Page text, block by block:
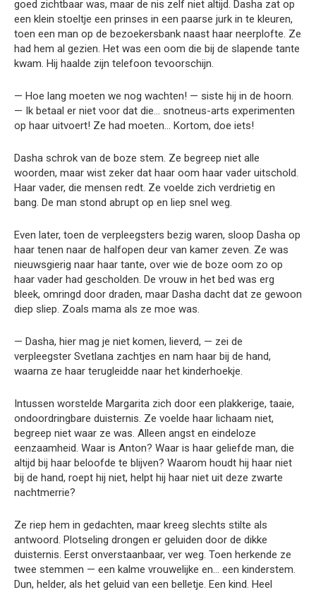
goed zichtbaar was, maar de nis zelf niet altijd. Dasha zat op
een klein stoeltje een prinses in een paarse jurk in te kleuren,
toen een man op de bezoekersbank naast haar neerplofte. Ze
had hem al gezien. Het was een oom die bij de slapende tante
kwam. Hij haalde zijn telefoon tevoorschijn.
— Hoe lang moeten we nog wachten! — siste hij in de hoorn.
— Ik betaal er niet voor dat die… snotneus-arts experimenten
op haar uitvoert! Ze had moeten… Kortom, doe iets!
Dasha schrok van de boze stem. Ze begreep niet alle
woorden, maar wist zeker dat haar oom haar vader uitschold.
Haar vader, die mensen redt. Ze voelde zich verdrietig en
bang. De man stond abrupt op en liep snel weg.
Even later, toen de verpleegsters bezig waren, sloop Dasha op
haar tenen naar de halfopen deur van kamer zeven. Ze was
nieuwsgierig naar haar tante, over wie de boze oom zo op
haar vader had gescholden. De vrouw in het bed was erg
bleek, omringd door draden, maar Dasha dacht dat ze gewoon
diep sliep. Zoals mama als ze moe was.
— Dasha, hier mag je niet komen, lieverd, — zei de
verpleegster Svetlana zachtjes en nam haar bij de hand,
waarna ze haar terugleidde naar het kinderhoekje.
Intussen worstelde Margarita zich door een plakkerige, taaie,
ondoordringbare duisternis. Ze voelde haar lichaam niet,
begreep niet waar ze was. Alleen angst en eindeloze
eenzaamheid. Waar is Anton? Waar is haar geliefde man, die
altijd bij haar beloofde te blijven? Waarom houdt hij haar niet
bij de hand, roept hij niet, helpt hij haar niet uit deze zwarte
nachtmerrie?
Ze riep hem in gedachten, maar kreeg slechts stilte als
antwoord. Plotseling drongen er geluiden door de dikke
duisternis. Eerst onverstaanbaar, ver weg. Toen herkende ze
twee stemmen — een kalme vrouwelijke en… een kinderstem.
Dun, helder, als het geluid van een belletje. Een kind. Heel